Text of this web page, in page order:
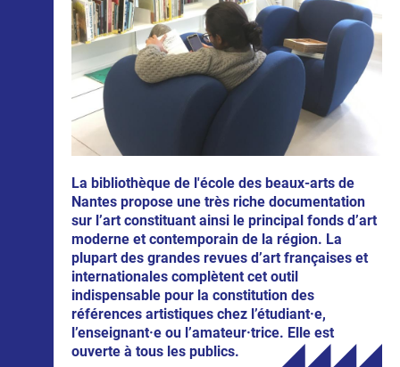
La bibliothèque de l'école des beaux-arts de
Nantes propose une très riche documentation
sur l’art constituant ainsi le principal fonds d’art
moderne et contemporain de la région. La
plupart des grandes revues d’art françaises et
internationales complètent cet outil
indispensable pour la constitution des
références artistiques chez l’étudiant·e,
l’enseignant·e ou l’amateur·trice. Elle est
ouverte à tous les publics.